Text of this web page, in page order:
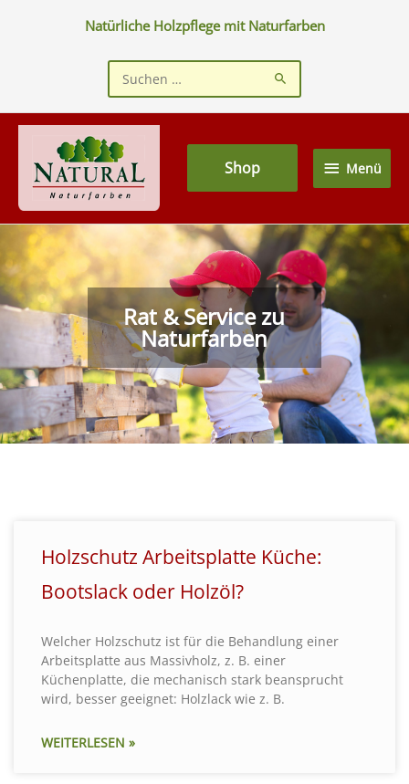
Natürliche Holzpflege mit Naturfarben
Suchen
nach:
Menü
Shop
Rat & Service zu
Naturfarben
Holzschutz Arbeitsplatte Küche:
Bootslack oder Holzöl?
Welcher Holzschutz ist für die Behandlung einer
Arbeitsplatte aus Massivholz, z. B. einer
Küchenplatte, die mechanisch stark beansprucht
wird, besser geeignet: Holzlack wie z. B.
WEITERLESEN »